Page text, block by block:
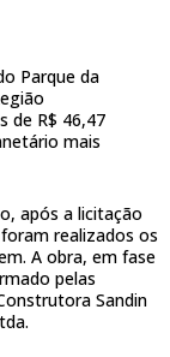
Parque da
de R$ 46,47
mais
após a licitação
realizados os
A obra, em fase
pelas
Sandin